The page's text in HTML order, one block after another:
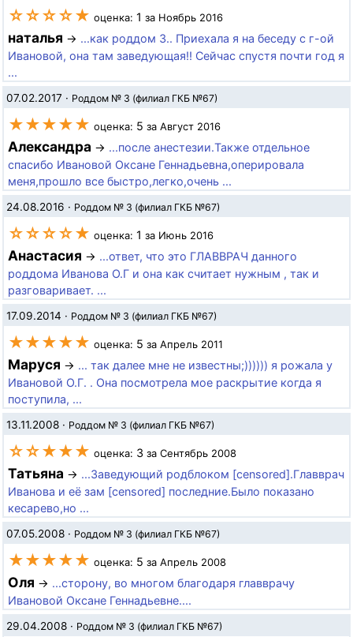
☆☆☆☆★ оценка: 1 за Ноябрь 2016
наталья → ...как роддом 3.. Приехала я на беседу с г-ой
Ивановой, она там заведующая!! Сейчас спустя почти год я
...
07.02.2017 · Роддом № 3 (филиал ГКБ №67)
★★★★★ оценка: 5 за Август 2016
Александра → ...после анестезии.Также отдельное
спасибо Ивановой Оксане Геннадьевна,оперировала
меня,прошло все быстро,легко,очень ...
24.08.2016 · Роддом № 3 (филиал ГКБ №67)
☆☆☆☆★ оценка: 1 за Июнь 2016
Анастасия → ...ответ, что это ГЛАВВРАЧ данного
роддома Иванова О.Г и она как считает нужным , так и
разговаривает. ...
17.09.2014 · Роддом № 3 (филиал ГКБ №67)
★★★★★ оценка: 5 за Апрель 2011
Маруся → ... так далее мне не известны;)))))) я рожала у
Ивановой О.Г. . Она посмотрела мое раскрытие когда я
поступила, ...
13.11.2008 · Роддом № 3 (филиал ГКБ №67)
☆☆★★★ оценка: 3 за Сентябрь 2008
Татьяна → ...Заведующий родблоком [censored].Главврач
Иванова и её зам [censored] последние.Было показано
кесарево,но ...
07.05.2008 · Роддом № 3 (филиал ГКБ №67)
★★★★★ оценка: 5 за Апрель 2008
Оля → ...сторону, во многом благодаря главврачу
Ивановой Оксане Геннадьевне....
29.04.2008 · Роддом № 3 (филиал ГКБ №67)